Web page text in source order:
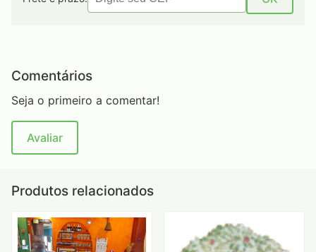
Comentários
Seja o primeiro a comentar!
Avaliar
Produtos relacionados